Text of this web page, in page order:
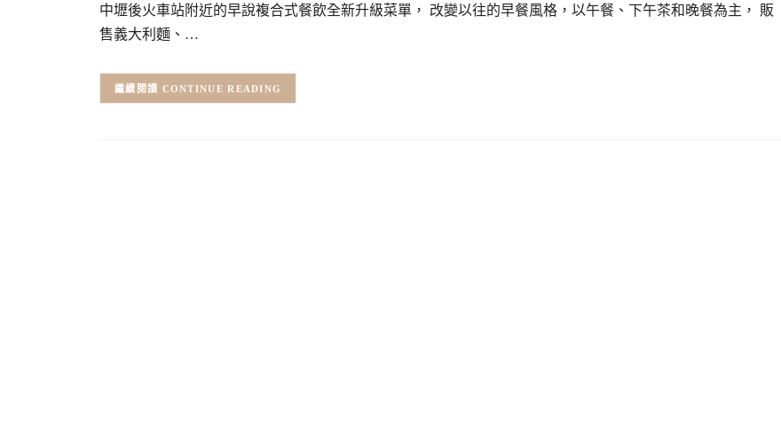
中壢後火車站附近的早說複合式餐飲全新升級菜單， 改變以往的早餐風格，以午餐、下午茶和晚餐為主， 販
售義大利麵、…
CONTINUE READING